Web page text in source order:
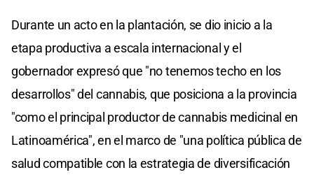
Durante un acto en la plantación, se dio inicio a la
etapa productiva a escala internacional y el
gobernador expresó que "no tenemos techo en los
desarrollos" del cannabis, que posiciona a la provincia
"como el principal productor de cannabis medicinal en
Latinoamérica", en el marco de "una política pública de
salud compatible con la estrategia de diversificación